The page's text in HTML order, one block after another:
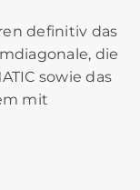
definitiv das
die
sowie das
mit